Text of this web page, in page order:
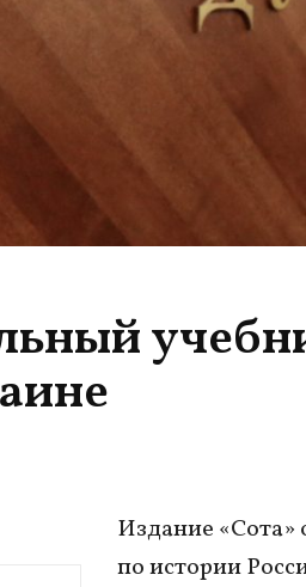
Издание «Сота»
по истории